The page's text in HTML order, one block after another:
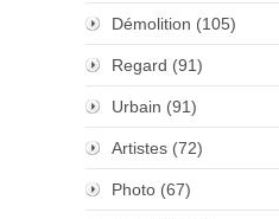
Démolition (105)
Regard (91)
Urbain (91)
Artistes (72)
Photo (67)